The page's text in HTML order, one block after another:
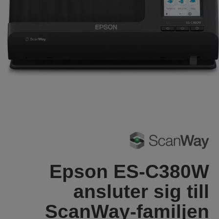
Epson ES-C380W
ansluter sig till
ScanWay-familjen